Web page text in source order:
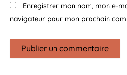
Enregistrer mon nom, mon e-
navigateur pour mon prochain